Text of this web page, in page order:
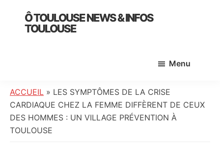
primary
Ô TOULOUSE NEWS & INFOS
TOULOUSE
:
info
locale,
société,
Menu
ACCUEIL » LES SYMPTÔMES DE LA CRISE
CARDIAQUE CHEZ LA FEMME DIFFÈRENT DE CEUX
DES HOMMES : UN VILLAGE PRÉVENTION À
TOULOUSE